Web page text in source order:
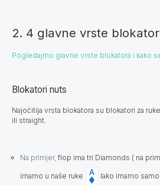
2. 4 glavne vrste
Pogledajmo glavne vrste blokatora i kako
Blokatori nuts
Najočitija vrsta blokatora su blokatori za
ili straight.
Na primjer, flop ima tri Diamonds ( na
imamo u naše ruke
Iako imamo